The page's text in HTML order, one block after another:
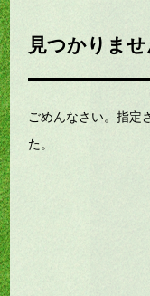
見つかりま
ごめんなさい。指定
た。